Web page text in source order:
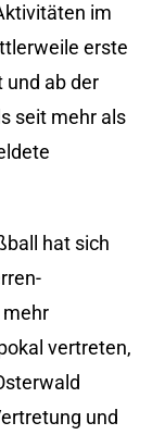
im
erste
und ab der
seit mehr als
hat sich
vertreten,
und